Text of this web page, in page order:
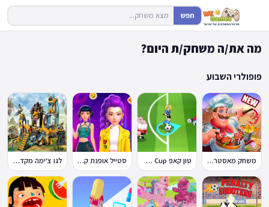
חפש
מה את/ה משחק/ת היום?
פופולרי השבוע
משחק מאסטר שף טון קאפ Toon Cup סטייל אופנת קיי-פופ לגו צ'ימה מקדש האריות